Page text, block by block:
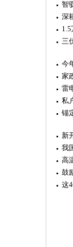
智
深
三
今
家
雷
私
锚
新
我
高
鼓
这